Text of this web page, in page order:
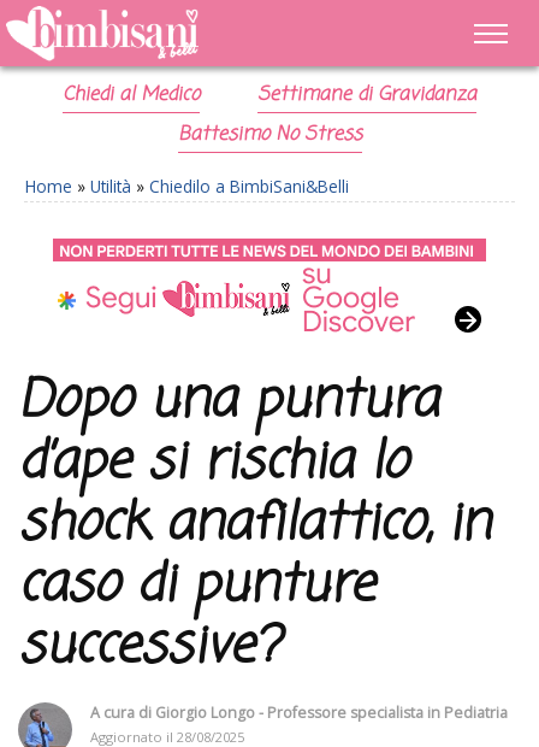
Chiedi al Medico
Settimane di Gravidanza
Battesimo No Stress
Home » Utilità » Chiedilo a BimbiSani&Belli
Dopo una puntura
d’ape si rischia lo
shock anafilattico, in
caso di punture
successive?
A cura di Giorgio Longo - Professore specialista in Pediatria
Aggiornato il 28/08/2025